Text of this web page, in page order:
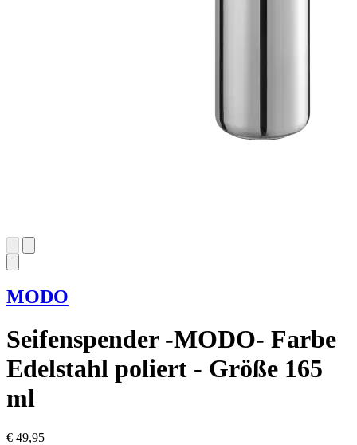
MODO
Seifenspender -MODO- Farbe
Edelstahl poliert - Größe 165
ml
€ 49,95